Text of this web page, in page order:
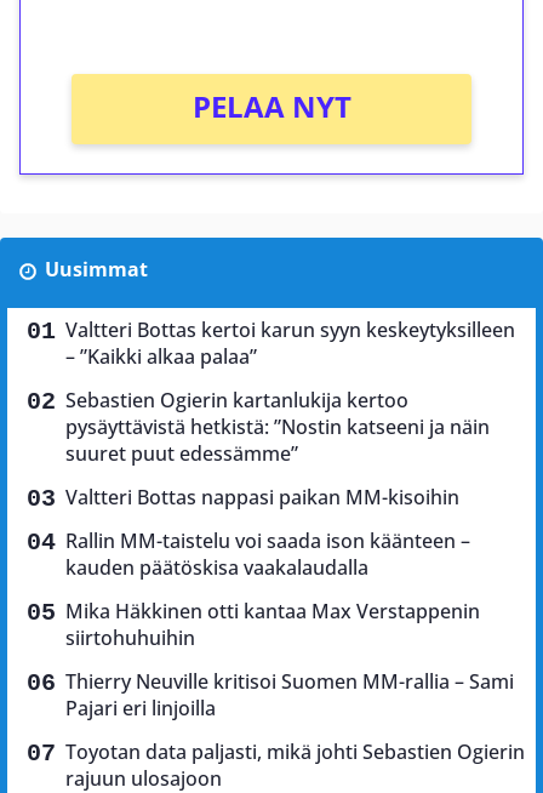
PELAA NYT
Uusimmat
Valtteri Bottas kertoi karun syyn keskeytyksilleen
– ”Kaikki alkaa palaa”
Sebastien Ogierin kartanlukija kertoo
pysäyttävistä hetkistä: ”Nostin katseeni ja näin
suuret puut edessämme”
Valtteri Bottas nappasi paikan MM-kisoihin
Rallin MM-taistelu voi saada ison käänteen –
kauden päätöskisa vaakalaudalla
Mika Häkkinen otti kantaa Max Verstappenin
siirtohuhuihin
Thierry Neuville kritisoi Suomen MM-rallia – Sami
Pajari eri linjoilla
Toyotan data paljasti, mikä johti Sebastien Ogierin
rajuun ulosajoon